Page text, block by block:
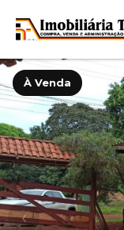
À Venda
‹